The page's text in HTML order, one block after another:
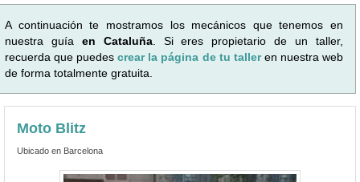
A continuación te mostramos los mecánicos que tenemos en
nuestra guía en Cataluña. Si eres propietario de un taller,
recuerda que puedescrear la página de tu talleren nuestra web
de forma totalmente gratuita.
Moto Blitz
Ubicado en Barcelona